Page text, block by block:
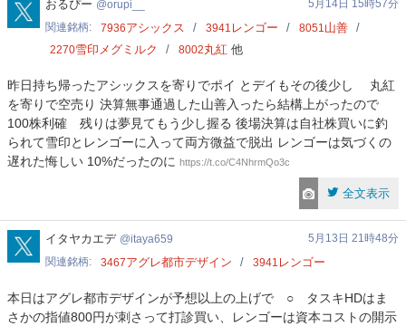
orupi__
おるぴー orupi__
5月14日 15時57分
関連銘柄
7936アシックス 3941 レンゴー 8051山善
2270雪印メグミルク 8002丸紅 他
昨日持ち帰ったアシックスを寄りでポイ とデイもその後少し 丸紅
を寄りで空売り 決算無事通過した山善入ったら結構上がったので
100株利確 残りは夢見てもう少し握る 後場決算は自社株買いに釣
られて雪印とレンゴーに入って両方微益で脱出 レンゴーは気づくの
遅れた悔しい 10%だったのに https://t.co/C4NhrmQo3c
全文表示
itaya659
イタヤカエデ itaya659
5月13日 21時48分
関連銘柄
3467アグレ都市デザイン 3941 レンゴー
本日はアグレ都市デザインが予想以上の上げで ‍○️ タスキHDはま
さかの指値800円が刺さって打診買い、レンゴーは資本コストの開示